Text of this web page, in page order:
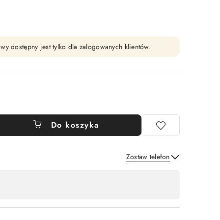
dostępny jest tylko dla zalogowanych klientów.
Do koszyka
Zostaw telefon